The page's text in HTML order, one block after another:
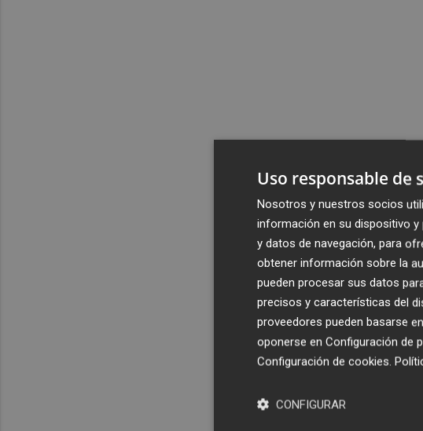
Uso responsable de
Nosotros y nuestros socios
información en su dispositivo
y datos de navegación, para
obtener información sobre la
pueden procesar sus datos
precisos y características del
proveedores pueden basarse
oponerse en Configuración de
Configuración de cookies.
CONFIGURAR